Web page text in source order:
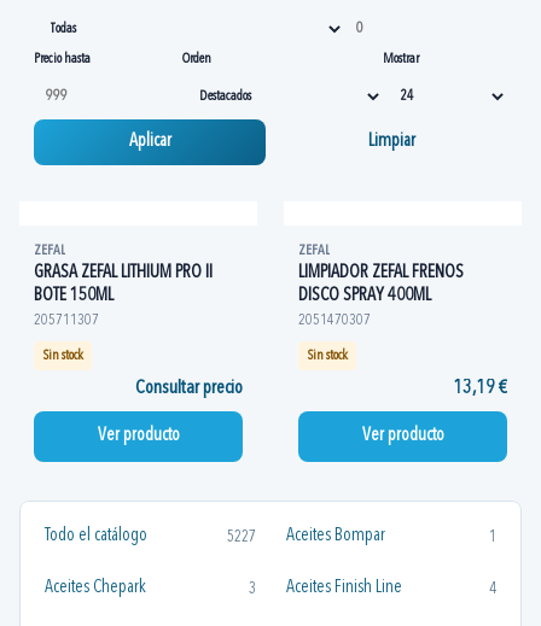
Todo el catálogo 5227 Aceites Bompar 1
Aceites Chepark 3 Aceites Finish Line 4
Precio hasta Orden Mostrar
Aplicar Limpiar
ZEFAL
GRASA ZEFAL LITHIUM PRO II
BOTE 150ML
205711307
Sin stock
Consultar precio
Ver producto
ZEFAL
LIMPIADOR ZEFAL FRENOS
DISCO SPRAY 400ML
2051470307
Sin stock
13,19 €
Ver producto